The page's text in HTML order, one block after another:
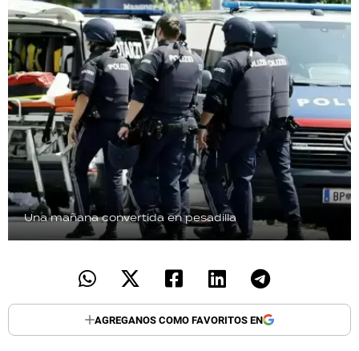
Una mañana convertida en pesadilla
AGREGANOS COMO FAVORITOS EN
RECETAS
PALABRAS
HORÓSCOPO
Seguinos